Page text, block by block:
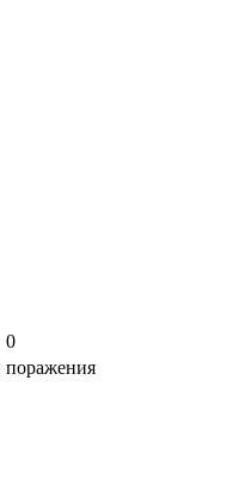
0
поражения